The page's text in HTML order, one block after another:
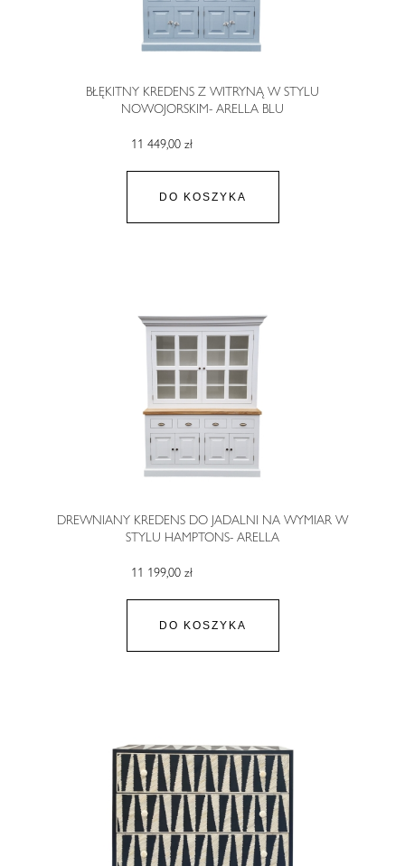
BŁĘKITNY KREDENS Z WITRYNĄ W STYLU
NOWOJORSKIM- ARELLA BLU
11 449,00 zł
DO KOSZYKA
DREWNIANY KREDENS DO JADALNI NA WYMIAR W
STYLU HAMPTONS- ARELLA
11 199,00 zł
DO KOSZYKA